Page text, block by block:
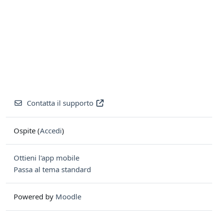
Contatta il supporto
Ospite (Accedi)
Ottieni l'app mobile
Passa al tema standard
Powered by Moodle